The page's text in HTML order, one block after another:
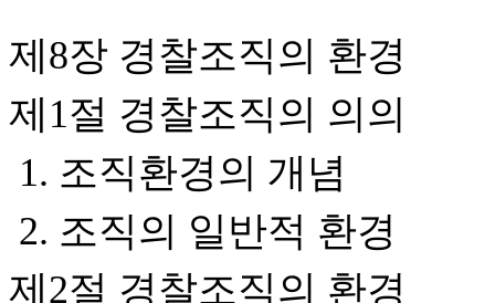
제8장 경찰조직의 환경
제1절 경찰조직의 의의
1. 조직환경의 개념
2. 조직의 일반적 환경
제2절 경찰조직의 환경